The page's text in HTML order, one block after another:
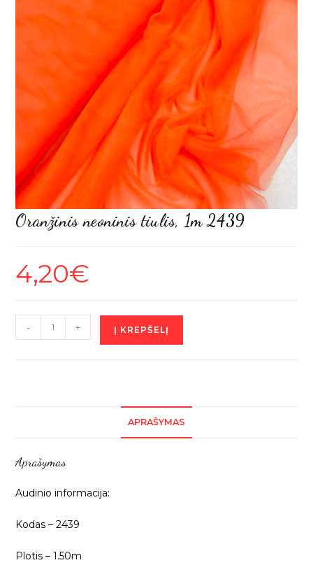
Oranžinis neoninis tiulis, 1m 2439
4,20€
produkto
kiekis:
- + Į KREPŠELĮ
APRAŠYMAS
Aprašymas
Audinio informacija:
Kodas – 2439
Plotis – 1.50m